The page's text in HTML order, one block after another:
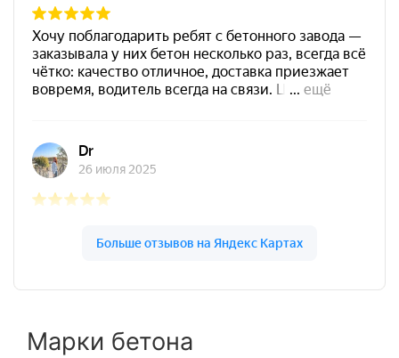
Марки бетона